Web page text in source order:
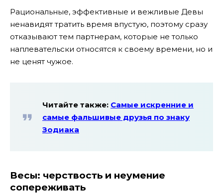
Рациональные, эффективные и вежливые Девы
ненавидят тратить время впустую, поэтому сразу
отказывают тем партнерам, которые не только
наплевательски относятся к своему времени, но и
не ценят чужое.
Читайте также: Самые искренние и
самые фальшивые друзья по знаку
Зодиака
Весы: черствость и неумение
сопереживать